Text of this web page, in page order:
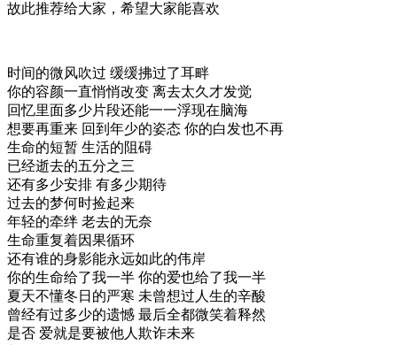
故此推荐给大家，希望大家能喜欢
时间的微风吹过 缓缓拂过了耳畔
你的容颜一直悄悄改变 离去太久才发觉
回忆里面多少片段还能一一浮现在脑海
想要再重来 回到年少的姿态 你的白发也不再
生命的短暂 生活的阻碍
已经逝去的五分之三
还有多少安排 有多少期待
过去的梦何时捡起来
年轻的牵绊 老去的无奈
生命重复着因果循环
还有谁的身影能永远如此的伟岸
你的生命给了我一半 你的爱也给了我一半
夏天不懂冬日的严寒 未曾想过人生的辛酸
曾经有过多少的遗憾 最后全都微笑着释然
是否 爱就是要被他人欺诈未来